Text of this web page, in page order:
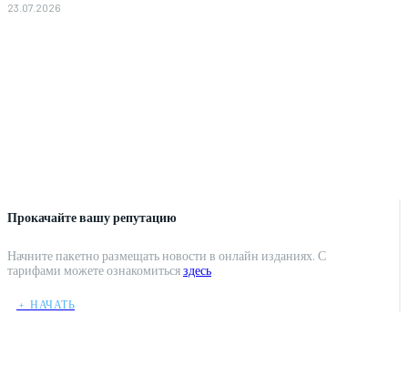
Прокачайте вашу репутацию
Начните пакетно размещать новости в онлайн изданиях. С
тарифами можете ознакомитьсяздесь
﹢ НАЧАТЬ
23.07.2026